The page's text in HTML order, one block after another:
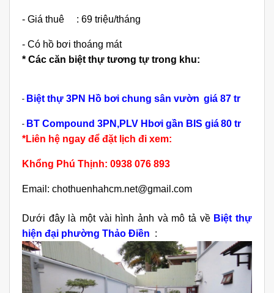
- Giá thuê : 69 triệu/tháng
- Có hồ bơi thoáng mát
* Các căn biệt thự tương tự trong khu:
- Biệt thự 3PN Hồ bơi chung sân vườn giá 87 tr
- BT Compound 3PN,PLV Hbơi gần BIS giá80 tr
*Liên hệ ngay để đặt lịch đi xem:
Khổng Phú Thịnh: 0938 076 893
Email: chothuenhahcm.net@gmail.com
Dưới đây là một vài hình ảnh và mô tả về Biệt thự
hiện đại phường Thảo Điền :